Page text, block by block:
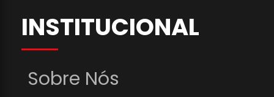
INSTITUCIONAL
Sobre Nós